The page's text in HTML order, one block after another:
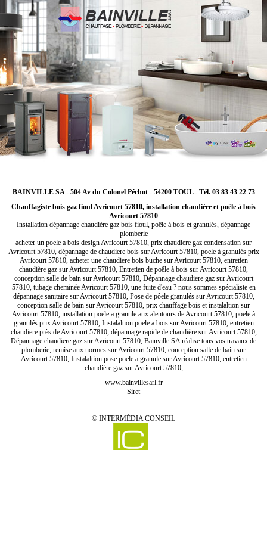
BAINVILLE SA - 504 Av du Colonel Péchot - 54200 TOUL - Tél. 03 83 43 22 73
Chauffagiste bois gaz fioul Avricourt 57810, installation chaudière et poêle à bois
Avricourt 57810
Installation dépannage chaudière gaz bois fioul, poêle à bois et granulés, dépannage
plomberie
acheter un poele a bois design Avricourt 57810, prix chaudiere gaz condensation sur
Avricourt 57810, dépannage de chaudiere bois sur Avricourt 57810, poele à granulés prix
Avricourt 57810, acheter une chaudiere bois buche sur Avricourt 57810, entretien
chaudière gaz sur Avricourt 57810, Entretien de poêle à bois sur Avricourt 57810,
conception salle de bain sur Avricourt 57810, Dépannage chaudiere gaz sur Avricourt
57810, tubage cheminée Avricourt 57810, une fuite d'eau ? nous sommes spécialiste en
dépannage sanitaire sur Avricourt 57810, Pose de pôele granulés sur Avricourt 57810,
conception salle de bain sur Avricourt 57810, prix chauffage bois et instalaltion sur
Avricourt 57810, installation poele a granule aux alentours de Avricourt 57810, poele à
granulés prix Avricourt 57810, Instalaltion poele a bois sur Avricourt 57810, entretien
chaudiere près de Avricourt 57810, dépannage rapide de chaudière sur Avricourt 57810,
Dépannage chaudiere gaz sur Avricourt 57810, Bainville SA réalise tous vos travaux de
plomberie, remise aux normes sur Avricourt 57810, conception salle de bain sur
Avricourt 57810, Instalaltion pose poele a granule sur Avricourt 57810, entretien
chaudière gaz sur Avricourt 57810,
www.bainvillesarl.fr
Siret
© INTERMÉDIA CONSEIL